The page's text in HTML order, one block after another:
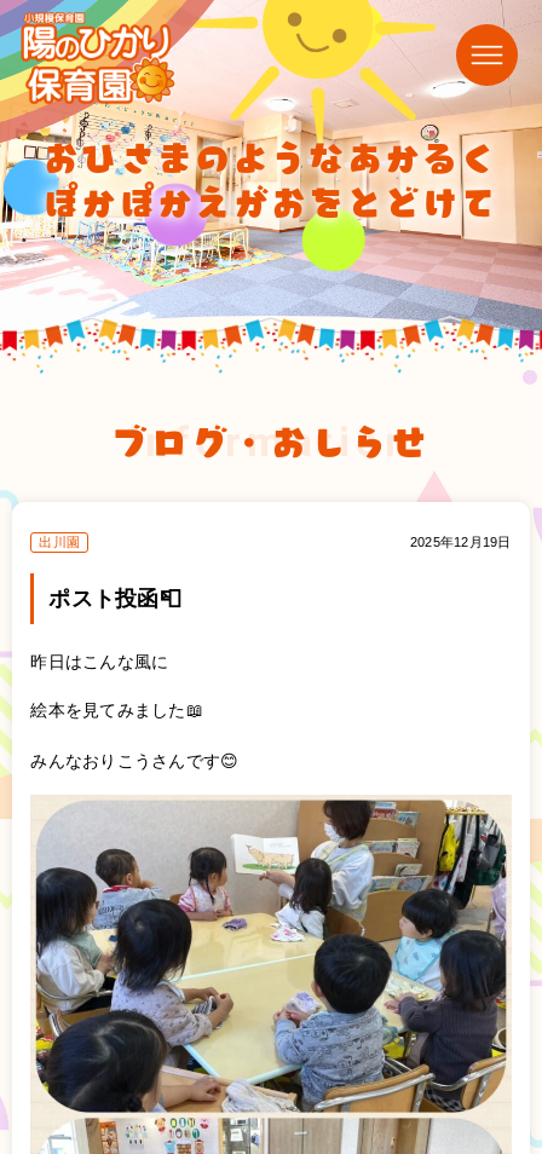
おひさまのようなあかるく
ぽかぽかえがおをとどけて
ブログ・おしらせ
information
出川園 2025年12月19日
ポスト投函📮
昨日はこんな風に
絵本を見てみました📖
みんなおりこうさんです😊